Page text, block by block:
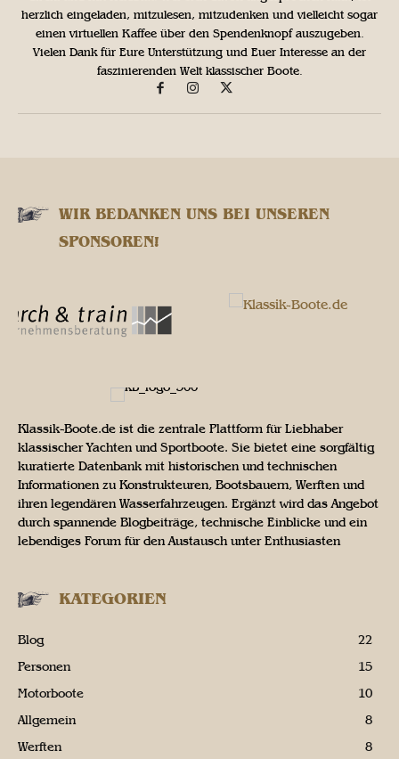
herzlich eingeladen, mitzulesen, mitzudenken und vielleicht sogar
einen virtuellen Kaffee über den Spendenknopf auszugeben.
Vielen Dank für Eure Unterstützung und Euer Interesse an der
faszinierenden Welt klassischer Boote.
WIR BEDANKEN UNS BEI UNSEREN
SPONSOREN!
Klassik-Boote.de ist die zentrale Plattform für Liebhaber
klassischer Yachten und Sportboote. Sie bietet eine sorgfältig
kuratierte Datenbank mit historischen und technischen
Informationen zu Konstrukteuren, Bootsbauern, Werften und
ihren legendären Wasserfahrzeugen. Ergänzt wird das Angebot
durch spannende Blogbeiträge, technische Einblicke und ein
lebendiges Forum für den Austausch unter Enthusiasten
KATEGORIEN
Blog
22
Personen
15
Motorboote
10
Allgemein
8
Werften
8